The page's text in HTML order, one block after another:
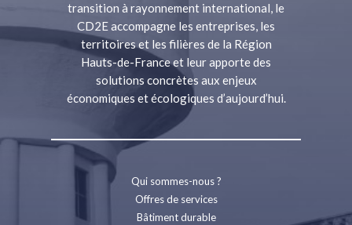
transition à rayonnement international, le
CD2E accompagne les entreprises, les
territoires et les filières de la Région
Hauts-de-France et leur apporte des
solutions concrètes aux enjeux
économiques et écologiques d’aujourd’hui.
Qui sommes-nous ?
Offres de services
Bâtiment durable